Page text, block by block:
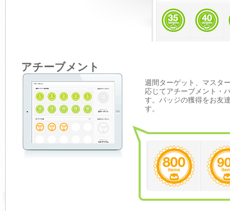
アチーブメント
週間ターゲット、マスタ
応じてアチーブメント・
す。バッジの獲得をお友
す。